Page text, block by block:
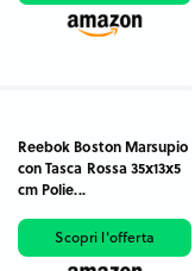
Reebok Boston Marsupio
con Tasca Rossa 35x13x5
cm Polie...
Scopri l'offerta